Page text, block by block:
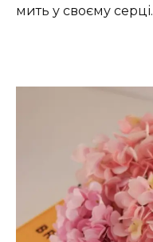
мить у своєму серці.